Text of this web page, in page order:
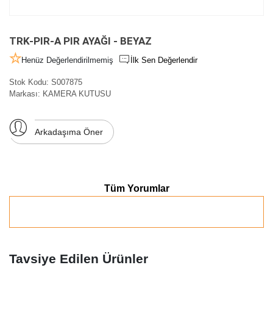
TRK-PIR-A PIR AYAĞI - BEYAZ
Henüz Değerlendirilmemiş İlk Sen Değerlendir
Stok Kodu: S007875
Markası: KAMERA KUTUSU
Arkadaşıma Öner
Tüm Yorumlar
Tavsiye Edilen Ürünler